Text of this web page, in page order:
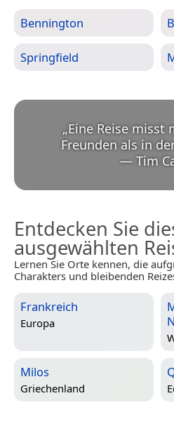
Bennington
Springfield
„Eine Reise misst
Freunden als in
— Tim
Entdecken Sie
ausgewählten
Lernen Sie Orte kennen, die
Charakters und bleibenden
Frankreich
Europa
Milos
Griechenland